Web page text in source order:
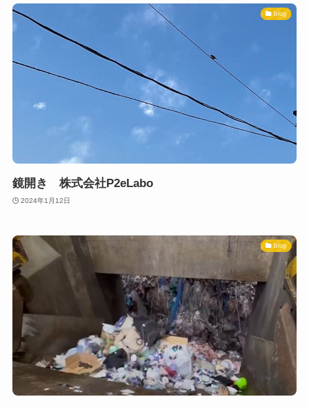
blog
鏡開き 株式会社P2eLabo
2024年1月12日
blog